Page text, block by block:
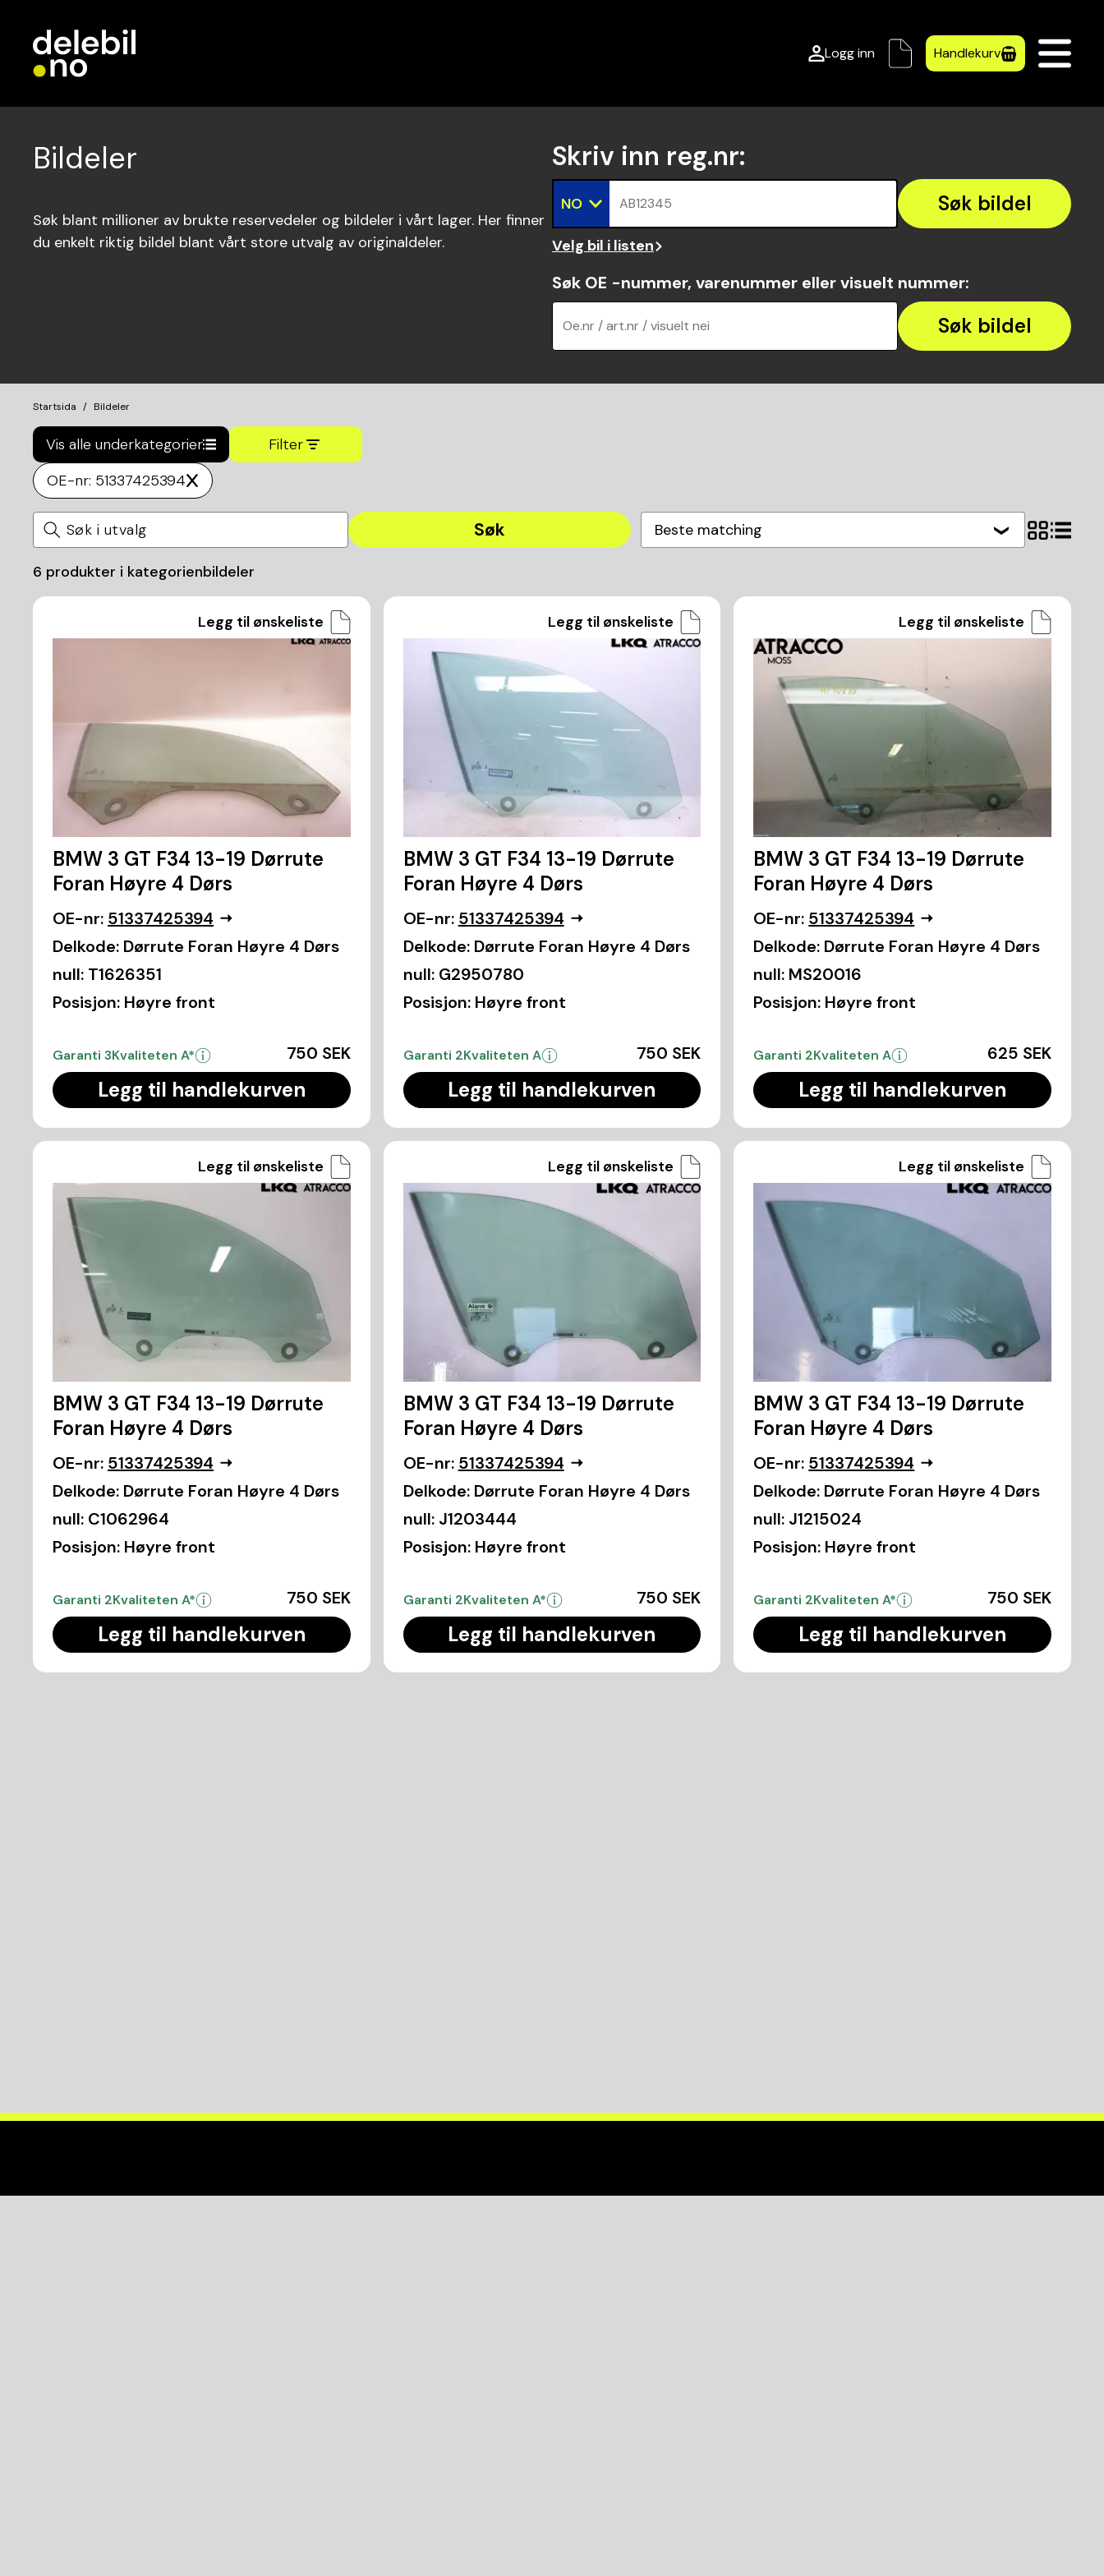
Logg inn Handlekurv
Bildeler
Søk blant millioner av brukte reservedeler og bildeler i vårt lager. Her finner
du enkelt riktig bildel blant vårt store utvalg av originaldeler.
Skriv inn reg.nr:
NO AB12345 Søk bildel
Velg bil i listen
Søk OE -nummer, varenummer eller visuelt nummer:
Oe.nr / art.nr / visuelt nei Søk bildel
Startsida Bildeler
Vis alle underkategorier
Filter
OE-nr: 51337425394
Søk Beste matching
6 produkter i kategorienbildeler
Legg til ønskeliste
BMW 3 GT F34 13-19 Dørrute
Foran Høyre 4 Dørs
OE-nr: 51337425394
Delkode: Dørrute Foran Høyre 4 Dørs
null: T1626351
Posisjon: Høyre front
Garanti 3Kvaliteten A* 750 SEK
Legg til handlekurven
Legg til ønskeliste
BMW 3 GT F34 13-19 Dørrute
Foran Høyre 4 Dørs
OE-nr: 51337425394
Delkode: Dørrute Foran Høyre 4 Dørs
null: G2950780
Posisjon: Høyre front
Garanti 2Kvaliteten A 750 SEK
Legg til handlekurven
Legg til ønskeliste
BMW 3 GT F34 13-19 Dørrute
Foran Høyre 4 Dørs
OE-nr: 51337425394
Delkode: Dørrute Foran Høyre 4 Dørs
null: MS20016
Posisjon: Høyre front
Garanti 2Kvaliteten A 625 SEK
Legg til handlekurven
Legg til ønskeliste
BMW 3 GT F34 13-19 Dørrute
Foran Høyre 4 Dørs
OE-nr: 51337425394
Delkode: Dørrute Foran Høyre 4 Dørs
null: C1062964
Posisjon: Høyre front
Garanti 2Kvaliteten A* 750 SEK
Legg til handlekurven
Legg til ønskeliste
BMW 3 GT F34 13-19 Dørrute
Foran Høyre 4 Dørs
OE-nr: 51337425394
Delkode: Dørrute Foran Høyre 4 Dørs
null: J1203444
Posisjon: Høyre front
Garanti 2Kvaliteten A* 750 SEK
Legg til handlekurven
Legg til ønskeliste
BMW 3 GT F34 13-19 Dørrute
Foran Høyre 4 Dørs
OE-nr: 51337425394
Delkode: Dørrute Foran Høyre 4 Dørs
null: J1215024
Posisjon: Høyre front
Garanti 2Kvaliteten A* 750 SEK
Legg til handlekurven